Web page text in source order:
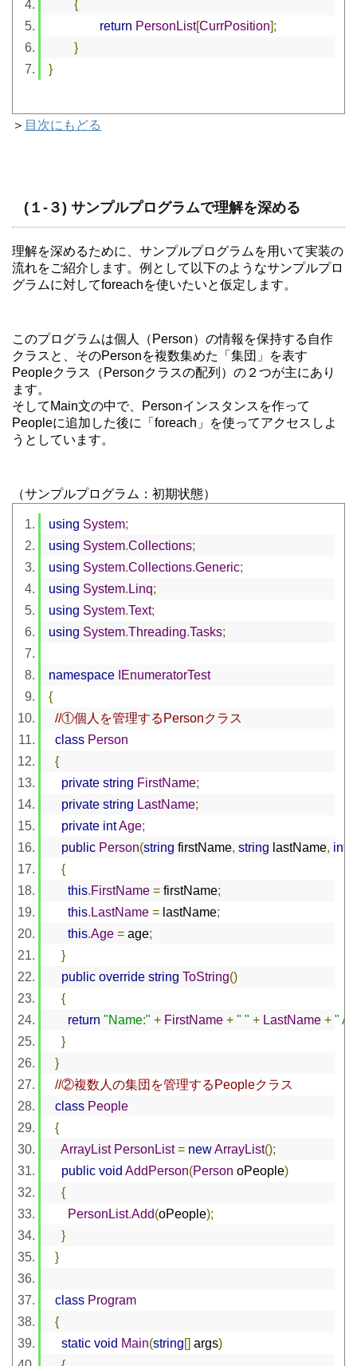
{
return PersonList[CurrPosition];
}
}
＞ 目次にもどる
(１-３) サンプルプログラムで理解を深める
理解を深めるために、サンプルプログラムを用いて実装の
流れをご紹介します。例として以下のようなサンプルプロ
グラムに対してforeachを使いたいと仮定します。
このプログラムは個人（Person）の情報を保持する自作
クラスと、そのPersonを複数集めた「集団」を表す
Peopleクラス（Personクラスの配列）の２つが主にあり
ます。
そしてMain文の中で、Personインスタンスを作って
Peopleに追加した後に「foreach」を使ってアクセスしよ
うとしています。
（サンプルプログラム：初期状態）
using System;
using System.Collections;
using System.Collections.Generic;
using System. Linq;
using System.Text;
using System.Threading.Tasks;
namespace IEnumeratorTest
{
//①個人を管理するPersonクラス
class Person
{
private string FirstName;
private string LastName;
private intAge;
public Person(string firstName, string lastName, int
{
this.FirstName = firstName;
this. LastName = lastName;
this.Age = age;
}
public override string ToString()
{
return "Name:" + FirstName + " " + LastName + "
}
}
//②複数人の集団を管理するPeopleクラス
class People
{
ArrayList PersonList = newArrayList();
public void AddPerson(Person oPeople)
{
PersonList.Add(oPeople);
}
}
class Program
{
static void Main(string[] args)